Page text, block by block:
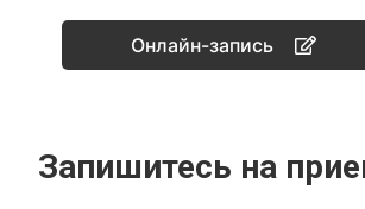
Онлайн-запись
Запишитесь на